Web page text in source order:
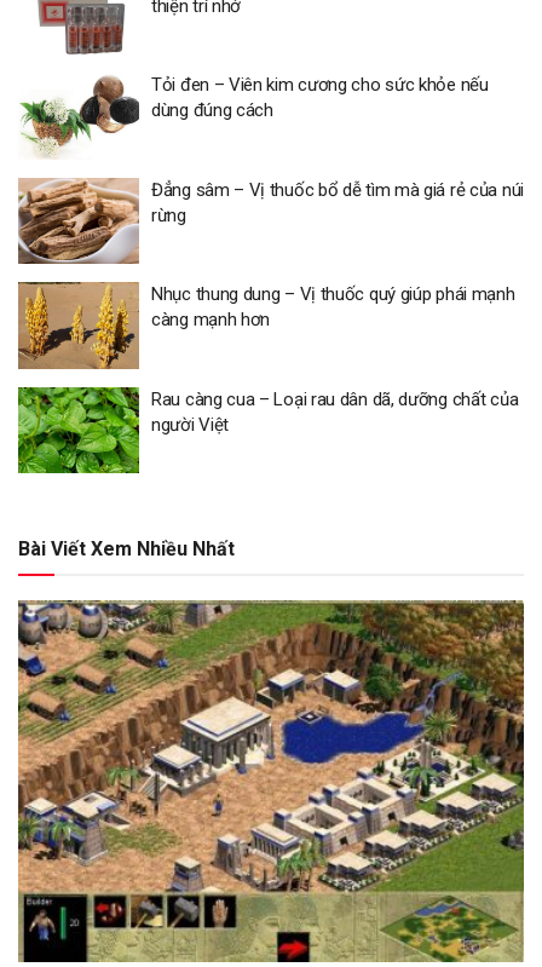
thiện trí nhớ
Tỏi đen – Viên kim cương cho sức khỏe nếu
dùng đúng cách
Đẳng sâm – Vị thuốc bổ dễ tìm mà giá rẻ của núi
rừng
Nhục thung dung – Vị thuốc quý giúp phái mạnh
càng mạnh hơn
Rau càng cua – Loại rau dân dã, dưỡng chất của
người Việt
Bài Viết Xem Nhiều Nhất